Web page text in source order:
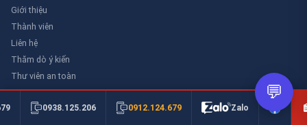
Giới thiệu
Thành viên
Liên hệ
Thăm dò ý kiến
Thư viên an toàn
Hướng dẫn mua hàng
0938.125.206 0912.124.679 Zalo
💬